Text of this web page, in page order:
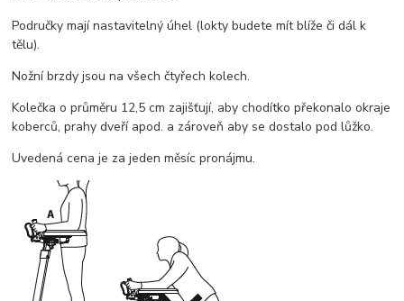
Područky mají nastavitelný úhel (lokty budete mít blíže či dál k
tělu).
Nožní brzdy jsou na všech čtyřech kolech.
Kolečka o průměru 12,5 cm zajišťují, aby chodítko překonalo okraje
koberců, prahy dveří apod. a zároveň aby se dostalo pod lůžko.
Uvedená cena je za jeden měsíc pronájmu.